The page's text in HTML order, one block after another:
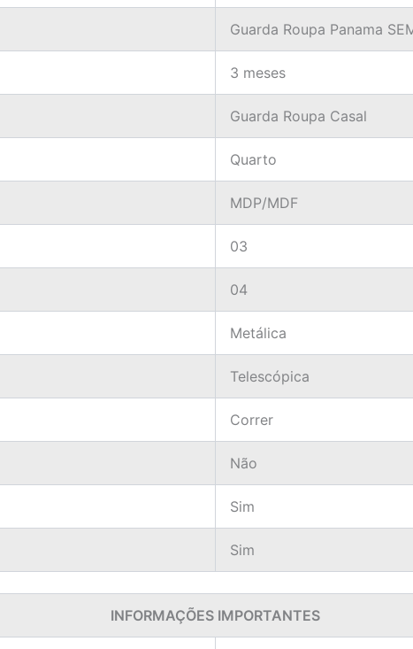
Guarda Roupa Panama
3 meses
Guarda Roupa Casal
Quarto
MDP/MDF
03
04
Metálica
Telescópica
Correr
Não
Sim
Sim
INFORMAÇÕES IMPORTANTES